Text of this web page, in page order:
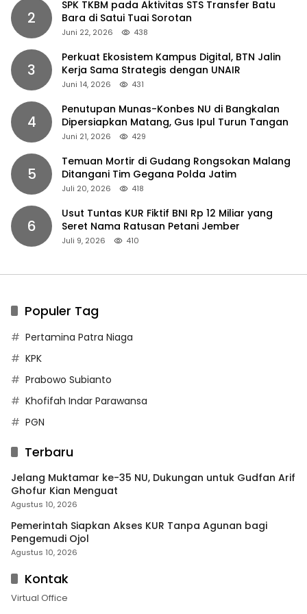
2
SPK TKBM pada Aktivitas STS Transfer Batu
Bara di Satui Tuai Sorotan
Juni 22, 2026 438
3
Perkuat Ekosistem Kampus Digital, BTN Jalin
Kerja Sama Strategis dengan UNAIR
Juni 14, 2026 431
4
Penutupan Munas-Konbes NU di Bangkalan
Dipersiapkan Matang, Gus Ipul Turun Tangan
Juni 21, 2026 429
5
Temuan Mortir di Gudang Rongsokan Malang
Ditangani Tim Gegana Polda Jatim
Juli 20, 2026 418
6
Usut Tuntas KUR Fiktif BNI Rp 12 Miliar yang
Seret Nama Ratusan Petani Jember
Juli 9, 2026 410
Populer Tag
Pertamina Patra Niaga
KPK
Prabowo Subianto
Khofifah Indar Parawansa
PGN
Terbaru
Jelang Muktamar ke-35 NU, Dukungan untuk Gudfan Arif
Ghofur Kian Menguat
Agustus 10, 2026
Pemerintah Siapkan Akses KUR Tanpa Agunan bagi
Pengemudi Ojol
Agustus 10, 2026
Kontak
Virtual Office